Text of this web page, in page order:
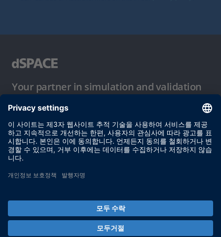
Your partner in simulation and validation
이용 약관
개인정보 보호정책
발행자 정보